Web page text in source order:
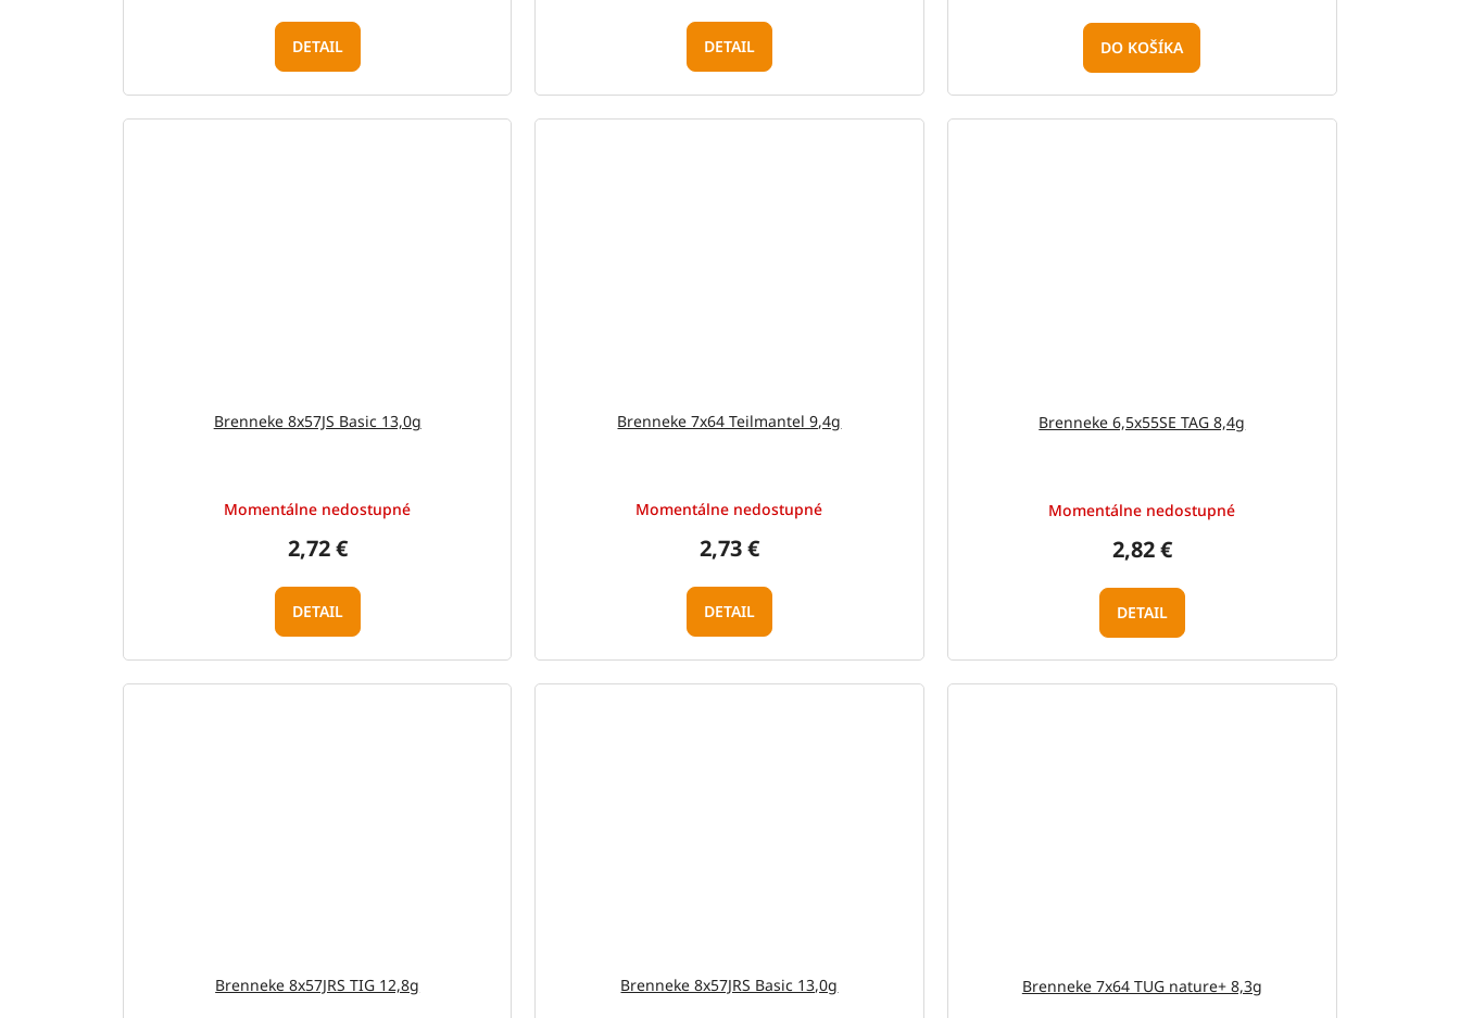
DETAIL DETAIL DO KOŠÍKA
Brenneke 8x57JS Basic 13,0g
Momentálne nedostupné
2,72 €
DETAIL
Brenneke 7x64 Teilmantel 9,4g
Momentálne nedostupné
2,73 €
DETAIL
Brenneke 6,5x55SE TAG 8,4g
Momentálne nedostupné
2,82 €
DETAIL
Brenneke 8x57JRS TIG 12,8g Brenneke 8x57JRS Basic 13,0g Brenneke 7x64 TUG nature+ 8,3g